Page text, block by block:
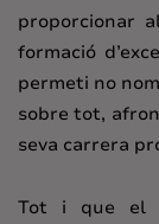
proporcionar
formació
permeti no
sobre tot,
seva carrera
Tot i que el